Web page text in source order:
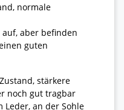
normale
aber befinden
guten
stärkere
noch gut tragbar
Leder, an der Sohle